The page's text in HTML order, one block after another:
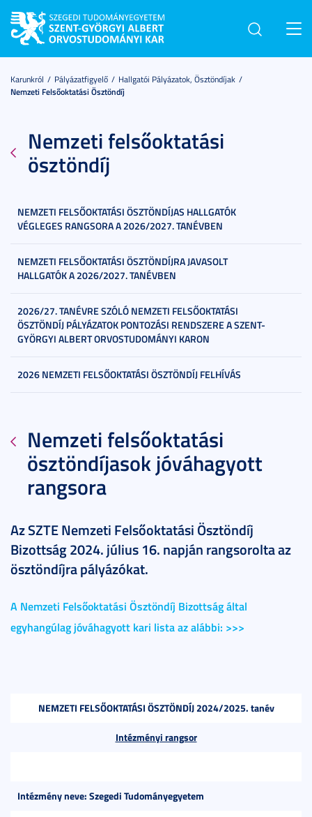
Karunkról Pályázatfigyelő
Hallgatói Pályázatok, Ösztöndíjak
Nemzeti Felsőoktatási Ösztöndíj
Nemzeti felsőoktatási
ösztöndíj
NEMZETI FELSŐOKTATÁSI ÖSZTÖNDÍJAS HALLGATÓK
VÉGLEGES RANGSORA A 2026/2027. TANÉVBEN
NEMZETI FELSŐOKTATÁSI ÖSZTÖNDÍJRA JAVASOLT
HALLGATÓK A 2026/2027. TANÉVBEN
2026/27. TANÉVRE SZÓLÓ NEMZETI FELSŐOKTATÁSI
ÖSZTÖNDÍJ PÁLYÁZATOK PONTOZÁSI RENDSZERE A SZENT-
GYÖRGYI ALBERT ORVOSTUDOMÁNYI KARON
2026 NEMZETI FELSŐOKTATÁSI ÖSZTÖNDÍJ FELHÍVÁS
Nemzeti felsőoktatási
ösztöndíjasok jóváhagyott
rangsora
Az SZTE Nemzeti Felsőoktatási Ösztöndíj
Bizottság 2024. július 16. napján rangsorolta az
ösztöndíjra pályázókat.
A Nemzeti Felsőoktatási Ösztöndíj Bizottság által
egyhangúlag jóváhagyott kari lista az alábbi: >>>
NEMZETI FELSŐOKTATÁSI ÖSZTÖNDÍJ 2024/2025. tanév
Intézményi rangsor
Intézmény neve: Szegedi Tudományegyetem